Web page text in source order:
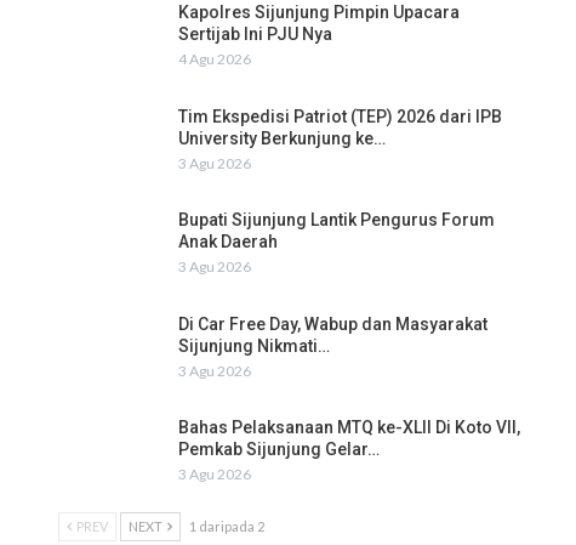
Kapolres Sijunjung Pimpin Upacara
Sertijab Ini PJU Nya
4 Agu 2026
Tim Ekspedisi Patriot (TEP) 2026 dari IPB
University Berkunjung ke…
3 Agu 2026
Bupati Sijunjung Lantik Pengurus Forum
Anak Daerah
3 Agu 2026
Di Car Free Day, Wabup dan Masyarakat
Sijunjung Nikmati…
3 Agu 2026
Bahas Pelaksanaan MTQ ke-XLII Di Koto VII,
Pemkab Sijunjung Gelar…
3 Agu 2026
PREV NEXT 1 daripada 2